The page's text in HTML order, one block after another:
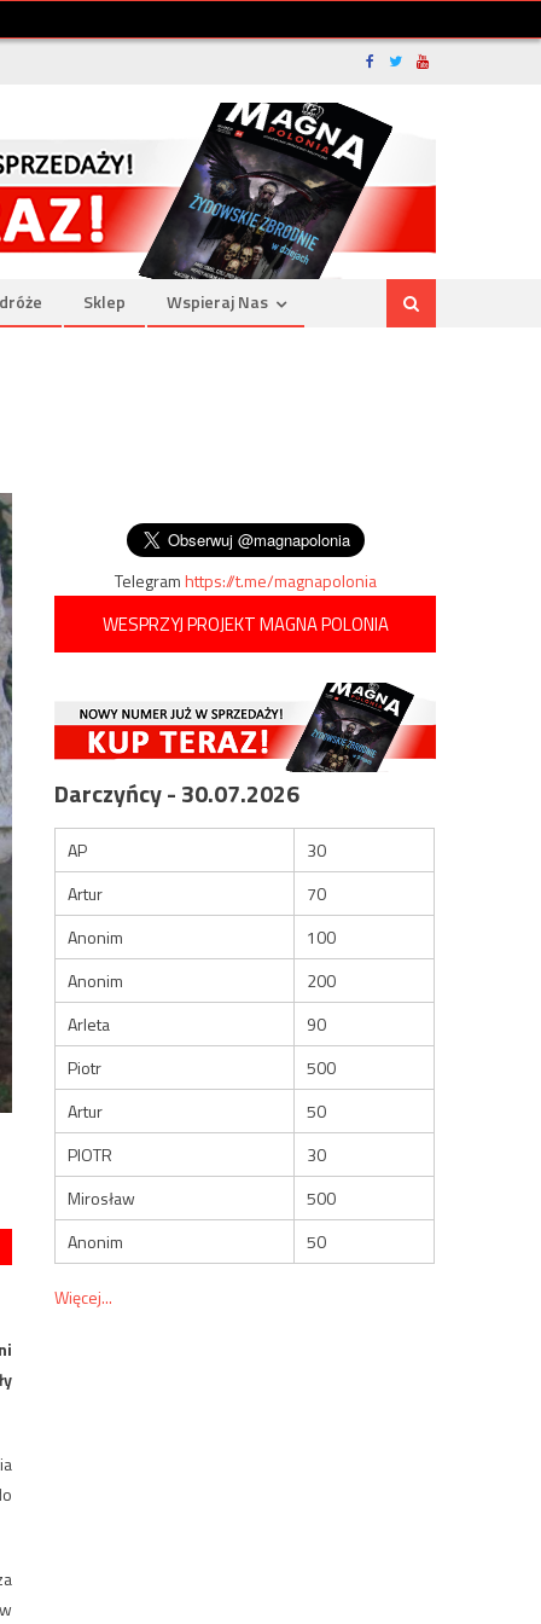
Sklep Wspieraj Nas
Telegramhttps://t.me/magnapolonia
WESPRZYJ PROJEKT MAGNA POLONIA
Darczyńcy - 30.07.2026
AP
30
Artur
70
Anonim
100
Anonim
200
Arleta
90
Piotr
500
Artur
50
PIOTR
30
Mirosław
500
Anonim
50
Więcej...